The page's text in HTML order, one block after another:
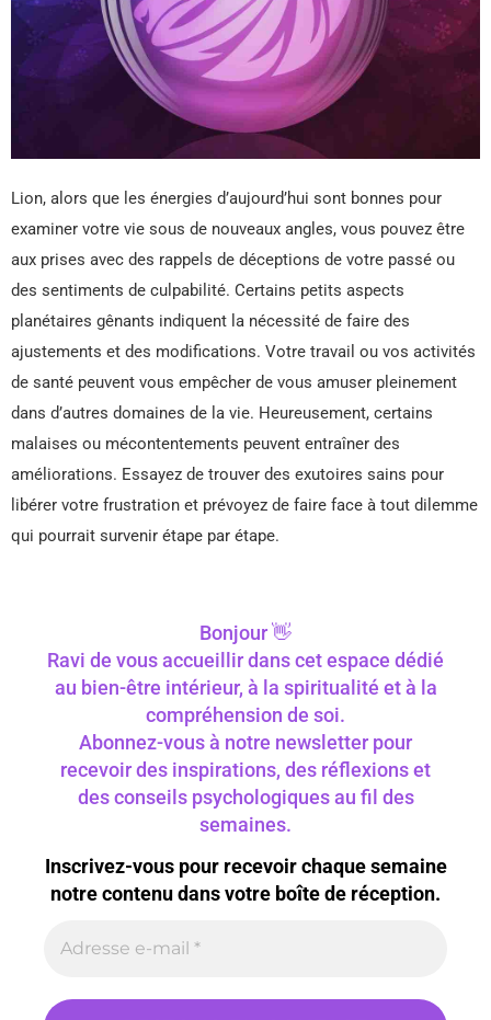
Lion, alors que les énergies d’aujourd’hui sont bonnes pour
examiner votre vie sous de nouveaux angles, vous pouvez être
aux prises avec des rappels de déceptions de votre passé ou
des sentiments de culpabilité. Certains petits aspects
planétaires gênants indiquent la nécessité de faire des
ajustements et des modifications. Votre travail ou vos activités
de santé peuvent vous empêcher de vous amuser pleinement
dans d’autres domaines de la vie. Heureusement, certains
malaises ou mécontentements peuvent entraîner des
améliorations. Essayez de trouver des exutoires sains pour
libérer votre frustration et prévoyez de faire face à tout dilemme
qui pourrait survenir étape par étape.
Bonjour 👋
Ravi de vous accueillir dans cet espace dédié
au bien-être intérieur, à la spiritualité et à la
compréhension de soi.
Abonnez-vous à notre newsletter pour
recevoir des inspirations, des réflexions et
des conseils psychologiques au fil des
semaines.
Inscrivez-vous pour recevoir chaque semaine
notre contenu dans votre boîte de réception.